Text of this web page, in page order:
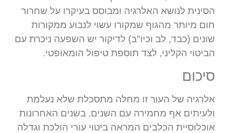
הסינית לנושא האלרגיה ומבוסס בעיקרו על שחרור
חום מיותר מהגוף שמקורו עשוי לנבוע ממקורות
שונים (כבד, לב וכיו"ב) לדיקור יש השפעה ניכרת עם
הביטוי הקליני, לצד תוספת טיפול הומאופטי.
סיכום
אלרגיה של העור זו מחלה מתסכלת שלא נעלמת
ולעיתים אף מחמירה עם השנים, בשנים האחרונות
אוכלוסיית הכלבים המראה ביטוי עורי הולכת וגדלה